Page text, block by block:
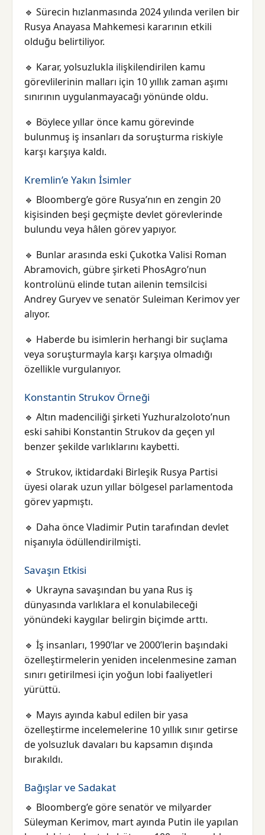
🔹 Sürecin hızlanmasında 2024 yılında verilen bir
Rusya Anayasa Mahkemesi kararının etkili
olduğu belirtiliyor.
🔹 Karar, yolsuzlukla ilişkilendirilen kamu
görevlilerinin malları için 10 yıllık zaman aşımı
sınırının uygulanmayacağı yönünde oldu.
🔹 Böylece yıllar önce kamu görevinde
bulunmuş iş insanları da soruşturma riskiyle
karşı karşıya kaldı.
Kremlin’e Yakın İsimler
🔹 Bloomberg’e göre Rusya’nın en zengin 20
kişisinden beşi geçmişte devlet görevlerinde
bulundu veya hâlen görev yapıyor.
🔹 Bunlar arasında eski Çukotka Valisi Roman
Abramovich, gübre şirketi PhosAgro’nun
kontrolünü elinde tutan ailenin temsilcisi
Andrey Guryev ve senatör Suleiman Kerimov yer
alıyor.
🔹 Haberde bu isimlerin herhangi bir suçlama
veya soruşturmayla karşı karşıya olmadığı
özellikle vurgulanıyor.
Konstantin Strukov Örneği
🔹 Altın madenciliği şirketi Yuzhuralzoloto’nun
eski sahibi Konstantin Strukov da geçen yıl
benzer şekilde varlıklarını kaybetti.
🔹 Strukov, iktidardaki Birleşik Rusya Partisi
üyesi olarak uzun yıllar bölgesel parlamentoda
görev yapmıştı.
🔹 Daha önce Vladimir Putin tarafından devlet
nişanıyla ödüllendirilmişti.
Savaşın Etkisi
🔹 Ukrayna savaşından bu yana Rus iş
dünyasında varlıklara el konulabileceği
yönündeki kaygılar belirgin biçimde arttı.
🔹 İş insanları, 1990’lar ve 2000’lerin başındaki
özelleştirmelerin yeniden incelenmesine zaman
sınırı getirilmesi için yoğun lobi faaliyetleri
yürüttü.
🔹 Mayıs ayında kabul edilen bir yasa
özelleştirme incelemelerine 10 yıllık sınır getirse
de yolsuzluk davaları bu kapsamın dışında
bırakıldı.
Bağışlar ve Sadakat
🔹 Bloomberg’e göre senatör ve milyarder
Süleyman Kerimov, mart ayında Putin ile yapılan